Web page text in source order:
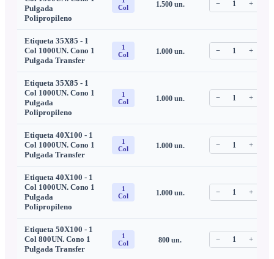
Pulgada
Polipropileno
Col
1.500un. − 1 +
Etiqueta 35X85 - 1
Col 1000UN. Cono 1
Pulgada Transfer
1
Col
1.000un. − 1 +
Etiqueta 35X85 - 1
Col 1000UN. Cono 1
Pulgada
Polipropileno
1
Col
1.000un. − 1 +
Etiqueta 40X100 - 1
Col 1000UN. Cono 1
Pulgada Transfer
1
Col
1.000un. − 1 +
Etiqueta 40X100 - 1
Col 1000UN. Cono 1
Pulgada
Polipropileno
1
Col
1.000un. − 1 +
Etiqueta 50X100 - 1
Col 800UN. Cono 1
Pulgada Transfer
1
Col
800 un. − 1 +